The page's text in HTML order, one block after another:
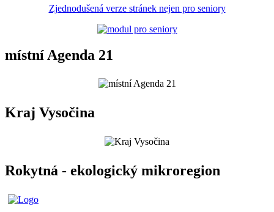
Zjednodušená verze stránek nejen pro seniory
místní Agenda 21
Kraj Vysočina
Rokytná - ekologický mikroregion